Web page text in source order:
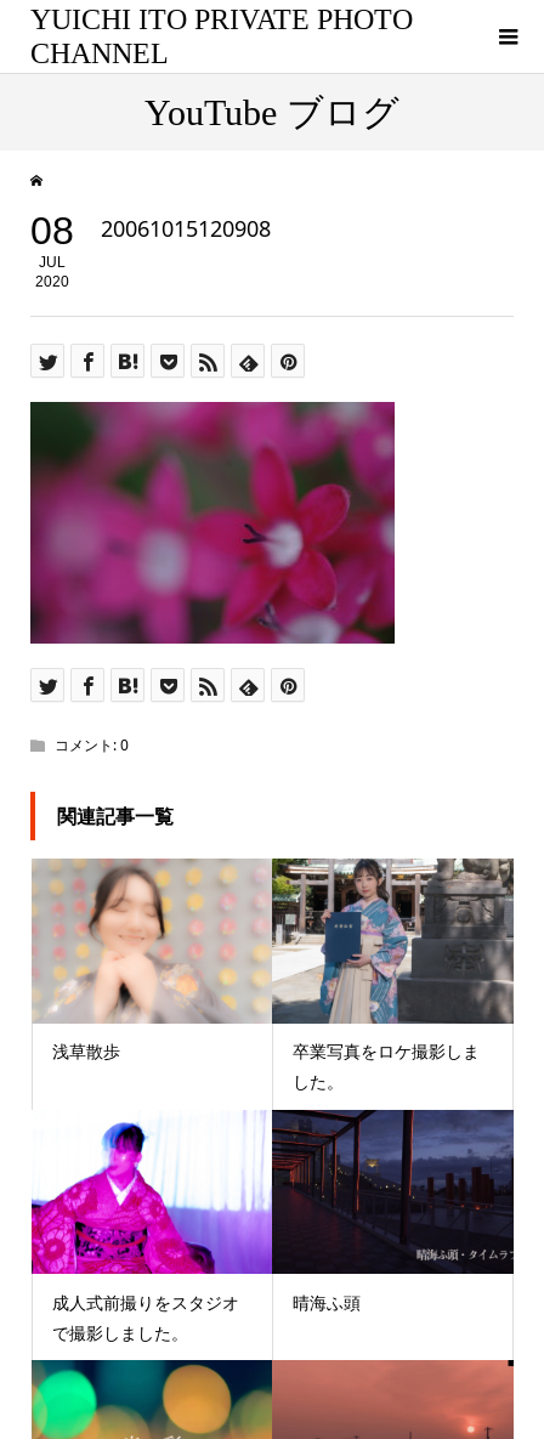
YUICHI ITO PRIVATE PHOTO
CHANNEL
YouTube ブログ
08
JUL
2020
20061015120908
コメント:0
関連記事一覧
浅草散歩
卒業写真をロケ撮影しま
した。
成人式前撮りをスタジオ
で撮影しました。
晴海ふ頭